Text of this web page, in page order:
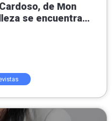
de Mon
se encuentra
por fuera»